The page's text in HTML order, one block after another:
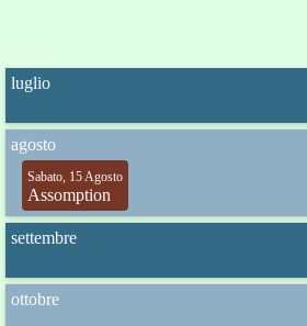
luglio
agosto
Sabato, 15 Agosto
Assomption
settembre
ottobre